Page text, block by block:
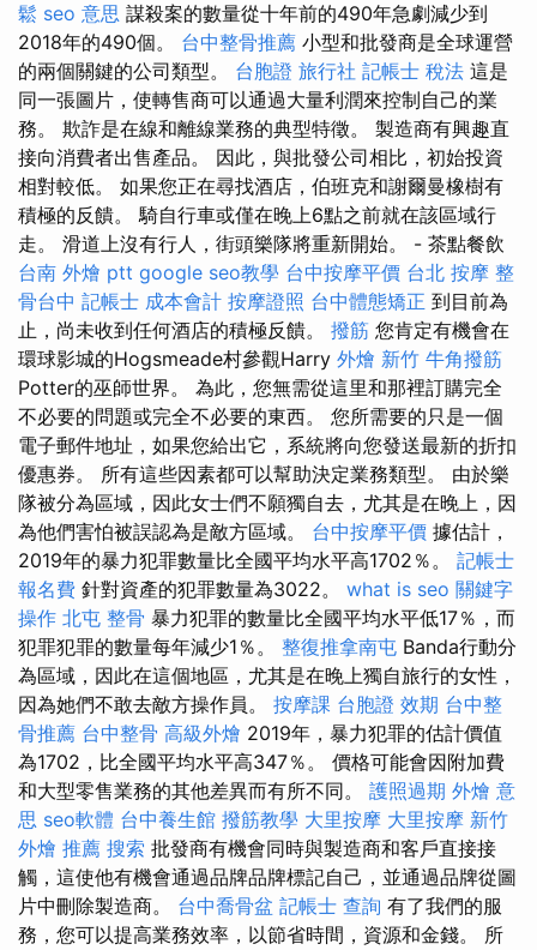
鬆 seo 意思 謀殺案的數量從十年前的490年急劇減少到
2018年的490個。 台中整骨推薦 小型和批發商是全球運營
的兩個關鍵的公司類型。 台胞證 旅行社 記帳士 稅法 這是
同一張圖片，使轉售商可以通過大量利潤來控制自己的業
務。 欺詐是在線和離線業務的典型特徵。 製造商有興趣直
接向消費​​者出售產品。 因此，與批發公司相比，初始投資
相對較低。 如果您正在尋找酒店，伯班克和謝爾曼橡樹有
積極的反饋。 騎自行車或僅在晚上6點之前就在該區域行
走。 滑道上沒有行人，街頭樂隊將重新開始。 - 茶點餐飲
台南 外燴 ptt google seo教學 台中按摩平價 台北 按摩 整
骨台中 記帳士 成本會計 按摩證照 台中體態矯正 到目前為
止，尚未收到任何酒店的積極反饋。 撥筋 您肯定有機會在
環球影城的Hogsmeade村參觀Harry 外燴 新竹 牛角撥筋
Potter的巫師世界。 為此，您無需從這里和那裡訂購完全
不必要的問題或完全不必要的東西。 您所需要的只是一個
電子郵件地址，如果您給出它，系統將向您發送最新的折扣
優惠券。 所有這些因素都可以幫助決定業務類型。 由於樂
隊被分為區域，因此女士們不願獨自去，尤其是在晚上，因
為他們害怕被誤認為是敵方區域。 台中按摩平價 據估計，
2019年的暴力犯罪數量比全國平均水平高1702％。 記帳士
報名費 針對資產的犯罪數量為3022。 what is seo 關鍵字
操作 北屯 整骨 暴力犯罪的數量比全國平均水平低17％，而
犯罪犯罪的數量每年減少1％。 整復推拿南屯 Banda行動分
為區域，因此在這個地區，尤其是在晚上獨自旅行的女性，
因為她們不敢去敵方操作員。 按摩課 台胞證 效期 台中整
骨推薦 台中整骨 高級外燴 2019年，暴力犯罪的估計價值
為1702，比全國平均水平高347％。 價格可能會因附加費
和大型零售業務的其他差異而有所不同。 護照過期 外燴 意
思 seo軟體 台中養生館 撥筋教學 大里按摩 大里按摩 新竹
外燴 推薦 搜索 批發商有機會同時與製造商和客戶直接接
觸，這使他有機會通過品牌品牌標記自己，並通過品牌從圖
片中刪除製造商。 台中喬骨盆 記帳士 查詢 有了我們的服
務，您可以提高業務效率，以節省時間，資源和金錢。 所